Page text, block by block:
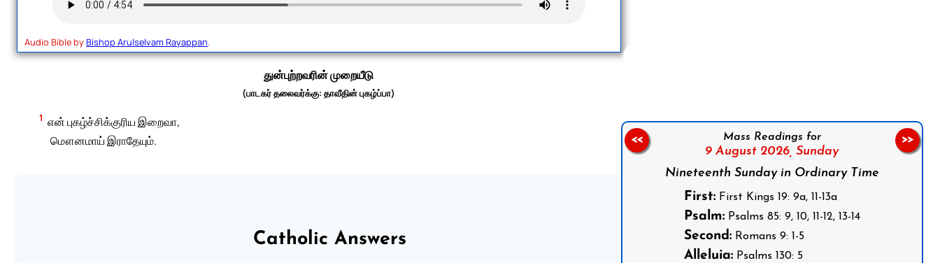
Audio Bible byBishop Arulselvam Rayappan.
துன்புற்றவரின் முறையீடு
(பாடகர் தலைவர்க்கு: தாவீதின் புகழ்ப்பா)
1 என் புகழ்ச்சிக்குரிய இறைவா,
மௌனமாய் இராதேயும்.
Catholic Answers
Follow us on Facebook
Mass Readings for
9 August 2026, Sunday
Nineteenth Sunday in Ordinary Time
First:First Kings 19: 9a, 11-13a
Psalm:Psalms 85: 9, 10, 11-12, 13-14
Second:Romans 9: 1-5
Alleluia:Psalms 130: 5
<< >>